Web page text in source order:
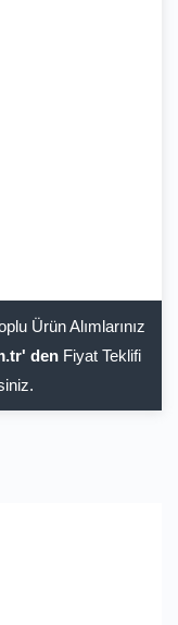
Ürün Alımlarınız
den Fiyat Teklifi